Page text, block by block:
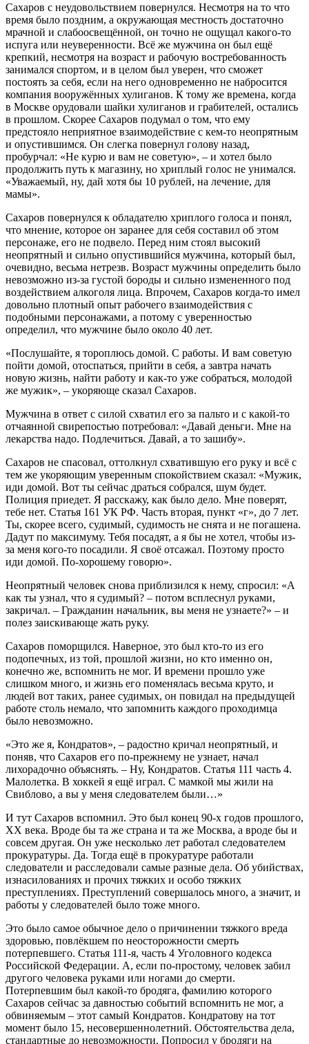
Сахаров с неудовольствием повернулся. Несмотря на то что
время было поздним, а окружающая местность достаточно
мрачной и слабоосвещённой, он точно не ощущал какого-то
испуга или неуверенности. Всё же мужчина он был ещё
крепкий, несмотря на возраст и рабочую востребованность
занимался спортом, и в целом был уверен, что сможет
постоять за себя, если на него одновременно не набросится
компания вооружённых хулиганов. К тому же времена, когда
в Москве орудовали шайки хулиганов и грабителей, остались
в прошлом. Скорее Сахаров подумал о том, что ему
предстояло неприятное взаимодействие с кем-то неопрятным
и опустившимся. Он слегка повернул голову назад,
пробурчал: «Не курю и вам не советую», – и хотел было
продолжить путь к магазину, но хриплый голос не унимался.
«Уважаемый, ну, дай хотя бы 10 рублей, на лечение, для
мамы».
Сахаров повернулся к обладателю хриплого голоса и понял,
что мнение, которое он заранее для себя составил об этом
персонаже, его не подвело. Перед ним стоял высокий
неопрятный и сильно опустившийся мужчина, который был,
очевидно, весьма нетрезв. Возраст мужчины определить было
невозможно из-за густой бороды и сильно измененного под
воздействием алкоголя лица. Впрочем, Сахаров когда-то имел
довольно плотный опыт рабочего взаимодействия с
подобными персонажами, а потому с уверенностью
определил, что мужчине было около 40 лет.
«Послушайте, я тороплюсь домой. С работы. И вам советую
пойти домой, отоспаться, прийти в себя, а завтра начать
новую жизнь, найти работу и как-то уже собраться, молодой
же мужик», – укоряюще сказал Сахаров.
Мужчина в ответ с силой схватил его за пальто и с какой-то
отчаянной свирепостью потребовал: «Давай деньги. Мне на
лекарства надо. Подлечиться. Давай, а то зашибу».
Сахаров не спасовал, оттолкнул схватившую его руку и всё с
тем же укоряющим уверенным спокойствием сказал: «Мужик,
иди домой. Вот ты сейчас драться собрался, шум будет.
Полиция приедет. Я расскажу, как было дело. Мне поверят,
тебе нет. Статья 161 УК РФ. Часть вторая, пункт «г», до 7 лет.
Ты, скорее всего, судимый, судимость не снята и не погашена.
Дадут по максимуму. Тебя посадят, а я бы не хотел, чтобы из-
за меня кого-то посадили. Я своё отсажал. Поэтому просто
иди домой. По-хорошему говорю».
Неопрятный человек снова приблизился к нему, спросил: «А
как ты узнал, что я судимый? – потом всплеснул руками,
закричал. – Гражданин начальник, вы меня не узнаете?» – и
полез заискивающе жать руку.
Сахаров поморщился. Наверное, это был кто-то из его
подопечных, из той, прошлой жизни, но кто именно он,
конечно же, вспомнить не мог. И времени прошло уже
слишком много, и жизнь его поменялась весьма круто, и
людей вот таких, ранее судимых, он повидал на предыдущей
работе столь немало, что запомнить каждого проходимца
было невозможно.
«Это же я, Кондратов», – радостно кричал неопрятный, и
поняв, что Сахаров его по-прежнему не узнает, начал
лихорадочно объяснять. – Ну, Кондратов. Статья 111 часть 4.
Малолетка. В хоккей я ещё играл. С мамкой мы жили на
Свиблово, а вы у меня следователем были…»
И тут Сахаров вспомнил. Это был конец 90-х годов прошлого,
XX века. Вроде бы та же страна и та же Москва, а вроде бы и
совсем другая. Он уже несколько лет работал следователем
прокуратуры. Да. Тогда ещё в прокуратуре работали
следователи и расследовали самые разные дела. Об убийствах,
изнасилованиях и прочих тяжких и особо тяжких
преступлениях. Преступлений совершалось много, а значит, и
работы у следователей было тоже много.
Это было самое обычное дело о причинении тяжкого вреда
здоровью, повлёкшем по неосторожности смерть
потерпевшего. Статья 111-я, часть 4 Уголовного кодекса
Российской Федерации. А, если по-простому, человек забил
другого человека руками или ногами до смерти.
Потерпевшим был какой-то бродяга, фамилию которого
Сахаров сейчас за давностью событий вспомнить не мог, а
обвиняемым – этот самый Кондратов. Кондратову на тот
момент было 15, несовершеннолетний. Обстоятельства дела,
стандартные до невозможности. Попросил у бродяги на